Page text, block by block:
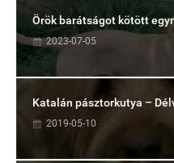
Örök barátságot kötött
2023-07-05
Katalán pásztorkutya –
2019-05-10